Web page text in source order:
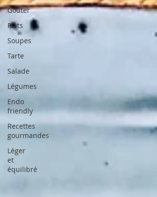
Goûter
Plats
Soupes
Tarte
Salade
Légumes
Endo
friendly
Recettes
gourmandes
Léger
et
équilibré